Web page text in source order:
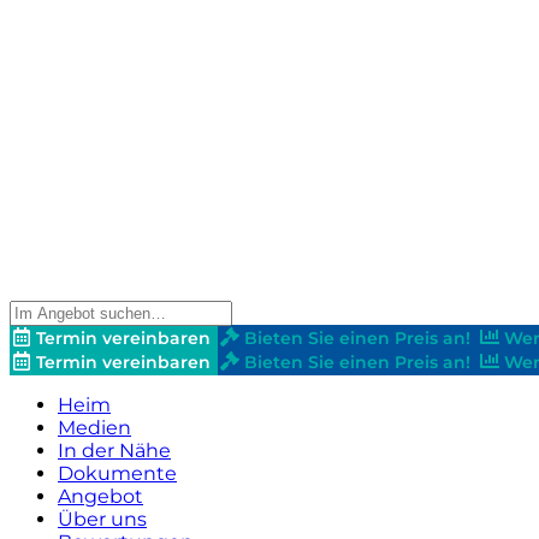
Termin vereinbaren Bieten Sie einen Preis an!
Termin vereinbaren
Bieten Sie einen Preis an!
Heim
Medien
In der Nähe
Dokumente
Angebot
Über uns